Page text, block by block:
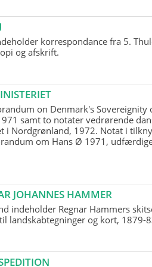
korrespondance fra 5.
og afskrift.
on Denmark's Sovereignity
samt to notater vedrørende
i Nordgrønland, 1972. Notat i
om Hans Ø 1971,
JOHANNES HAMMER
indeholder Regnar Hammers
landskabtegninger og kort, 1879-